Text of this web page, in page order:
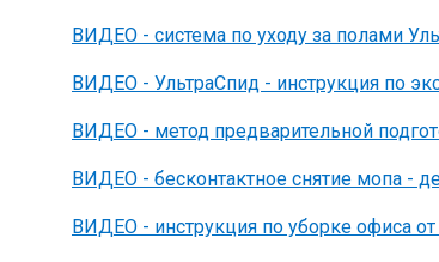
ВИДЕО - система по уходу за полами
ВИДЕО - УльтраСпид - инструкция по
ВИДЕО - метод предварительной
ВИДЕО - бесконтактное снятие мопа -
ВИДЕО - инструкция по уборке офиса